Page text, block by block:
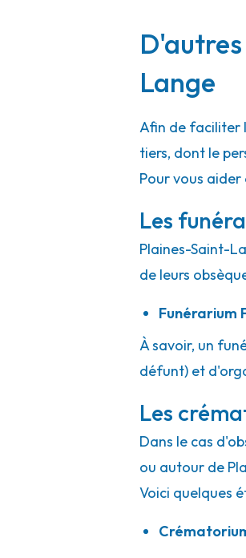
Lange
Afin de faciliter
tiers, dont le
Pour vous
Les
Plaines-Saint-
de leurs
Funérarium
À savoir, un
défunt) et
Les
Dans le cas
ou autour de
Voici quelques